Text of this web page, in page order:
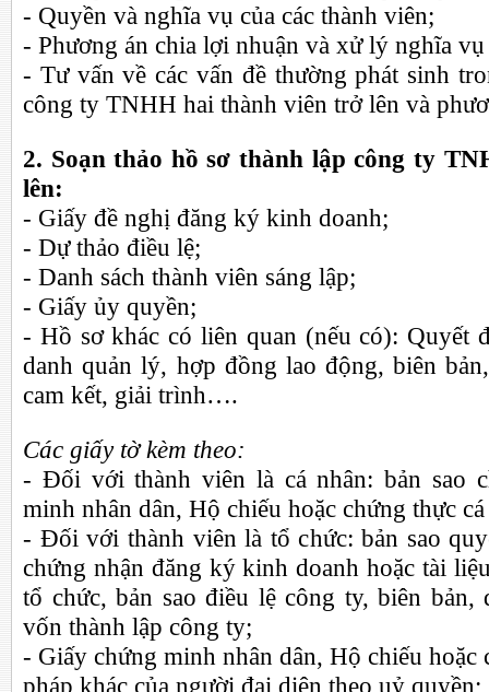
- Quyền và nghĩa vụ của các thành viên;
- Phương án chia lợi nhuận và xử lý nghĩa
- Tư vấn về các vấn đề thường phát sinh
công ty TNHH hai thành viên trở lên và
2. Soạn thảo hồ sơ thành lập công ty
lên:
- Giấy đề nghị đăng ký kinh doanh;
- Dự thảo điều lệ;
- Danh sách thành viên sáng lập;
- Giấy ủy quyền;
- Hồ sơ khác có liên quan (nếu có): Quyết
danh quản lý, hợp đồng lao động, biên
cam kết, giải trình….
Các giấy tờ kèm theo:
- Đối với thành viên là cá nhân: bản sao
minh nhân dân, Hộ chiếu hoặc chứng thực
- Đối với thành viên là tổ chức: bản sao
chứng nhận đăng ký kinh doanh hoặc tài
tổ chức, bản sao điều lệ công ty, biên
vốn thành lập công ty;
- Giấy chứng minh nhân dân, Hộ chiếu hoặc
pháp khác của người đại diện theo uỷ quyền;